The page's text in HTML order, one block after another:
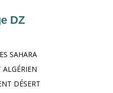
SAHARA
DÉSERT